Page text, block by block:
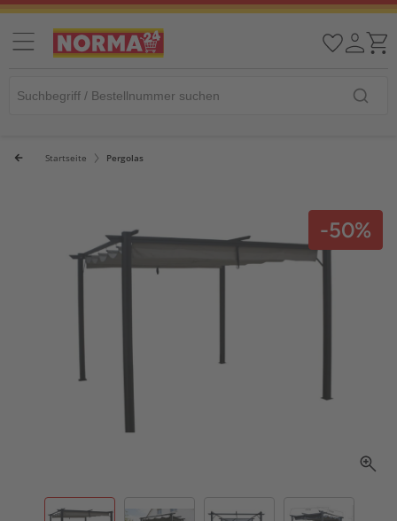
Startseite Pergolas
-50%